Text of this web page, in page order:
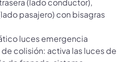
pasajero) con bisagras
luces emergencia
colisión: activa las luces de